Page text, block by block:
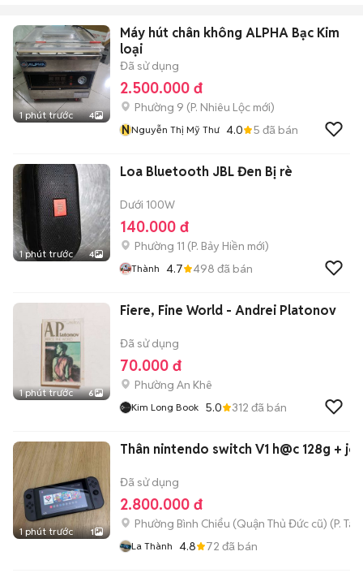
1 phút trước 4
Máy hút chân không ALPHA Bạc Kim
loại
Đã sử dụng
2.500.000 đ
Phường 9 (P. Nhiêu Lộc mới)
NNguyễn Thị Mỹ Thư 4.0 5 đã bán
1 phút trước 4
Loa Bluetooth JBL Đen Bị rè
Dưới 100W
140.000 đ
Phường 11 (P. Bảy Hiền mới)
Thành 4.7 498 đã bán
1 phút trước 6
Fiere, Fine World - Andrei Platonov
Đã sử dụng
70.000 đ
Phường An Khê
Kim Long Book 5.0 312 đã bán
1 phút trước 1
Thân nintendo switch V1 h@c 128g +
Đã sử dụng
2.800.000 đ
Phường Bình Chiểu (Quận Thủ Đức cũ) (P.
La Thành 4.8 72 đã bán